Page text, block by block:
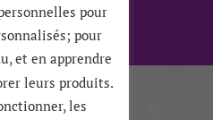
pour
pour
et en apprendre
leurs produits.
les